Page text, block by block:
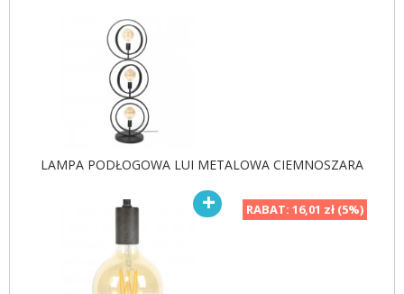
LAMPA WISZĄCA LUI 40
LAMPA PODŁOGOWA LUI METALOWA CIEMNOSZARA
RABAT: 16,01 zł (5%)